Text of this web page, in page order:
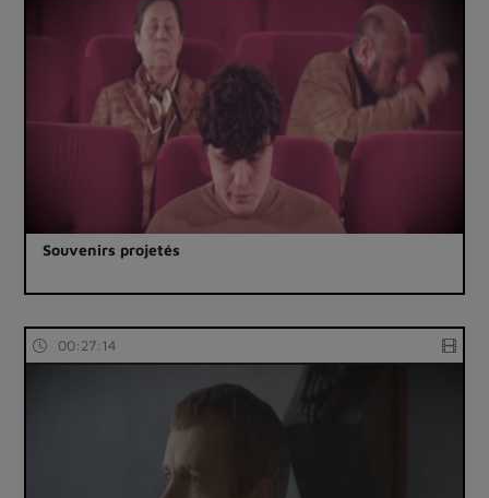
Souvenirs projetés
00:27:14